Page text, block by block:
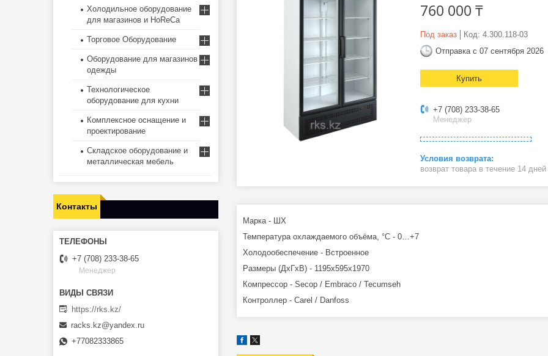
760 000 ₸
Под заказ Код: 4.300.118-03
Отправка с 07 сентября 2026
Купить
+7 (708) 233-38-65
Менеджер
возврат товара в течение 14 дней
Марка - ШХ
Температура охлаждаемого объёма, °C - 0…+7
Холодообеспечение - Встроенное
Размеры (ДхГхВ) - 1195x595x1970
Компрессор - Secop / Embraco / Tecumseh
Контроллер - Carel / Danfoss
Холодильное оборудование
для магазинов и HoReCa
Торговое Оборудование
Оборудование для магазинов
одежды
Технологическое
оборудование для кухни
Комплексное оснащение и
проектирование
Складское оборудование и
металлическая мебель
Контакты
+7 (708) 233-38-65
Менеджер
https://rks.kz/
racks.kz@yandex.ru
+77082333865